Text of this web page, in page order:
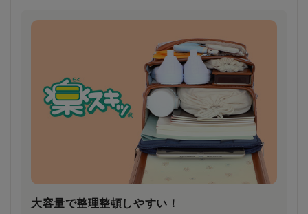
雨の日や薄暗い夕方でもドライバーの注意を引
き安全・安心
雨で視界が悪い日や夕暮れ時に、ランドセルのふちが
ピカッと光り、ドライバーの注意を引きます。
大容量で整理整頓しやすい！